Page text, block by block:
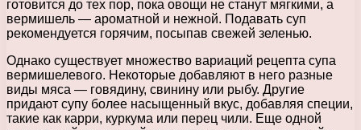
готовится до тех пор, пока овощи не станут мягкими, а
вермишель — ароматной и нежной. Подавать суп
рекомендуется горячим, посыпав свежей зеленью.
Однако существует множество вариаций рецепта супа
вермишелевого. Некоторые добавляют в него разные
виды мяса — говядину, свинину или рыбу. Другие
придают супу более насыщенный вкус, добавляя специи,
такие как карри, куркума или перец чили. Еще одной